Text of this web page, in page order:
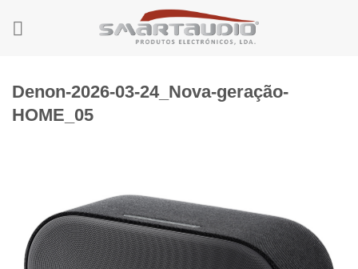
Denon-2026-03-24_Nova-geração-
HOME_05